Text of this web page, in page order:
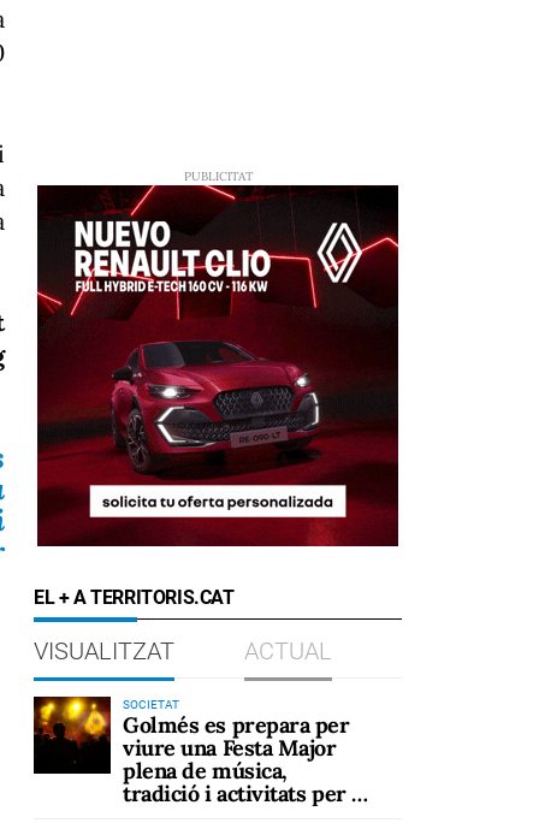
EL + A TERRITORIS.CAT
VISUALITZAT ACTUAL
SOCIETAT
Golmés es prepara per
viure una Festa Major
plena de música,
tradició i activitats per a